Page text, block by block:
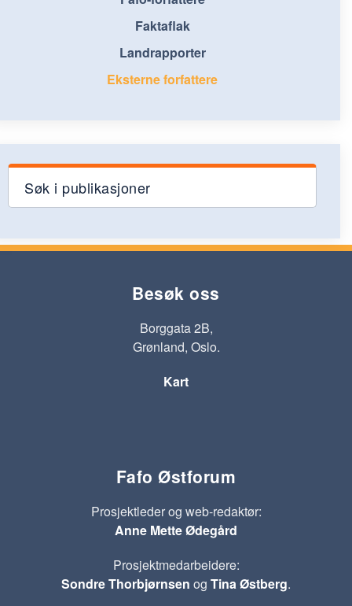
Faktaflak
Landrapporter
Eksterne forfattere
Søk i publikasjoner
Besøk oss
Borggata 2B,
Grønland, Oslo.
Kart
Fafo Østforum
Prosjektleder og web-redaktør:
Anne Mette Ødegård
Prosjektmedarbeidere:
Sondre Thorbjørnsen og Tina Østberg.